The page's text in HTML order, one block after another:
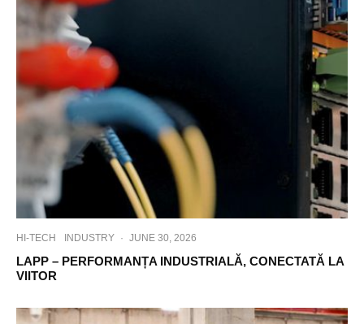
HI-TECH INDUSTRY · JUNE 30, 2026
LAPP – PERFORMANȚA INDUSTRIALĂ, CONECTATĂ LA
VIITOR